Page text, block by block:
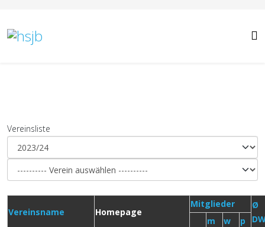
Vereinsliste
Vereinsname Homepage
Mitglieder
Ø
m w
p